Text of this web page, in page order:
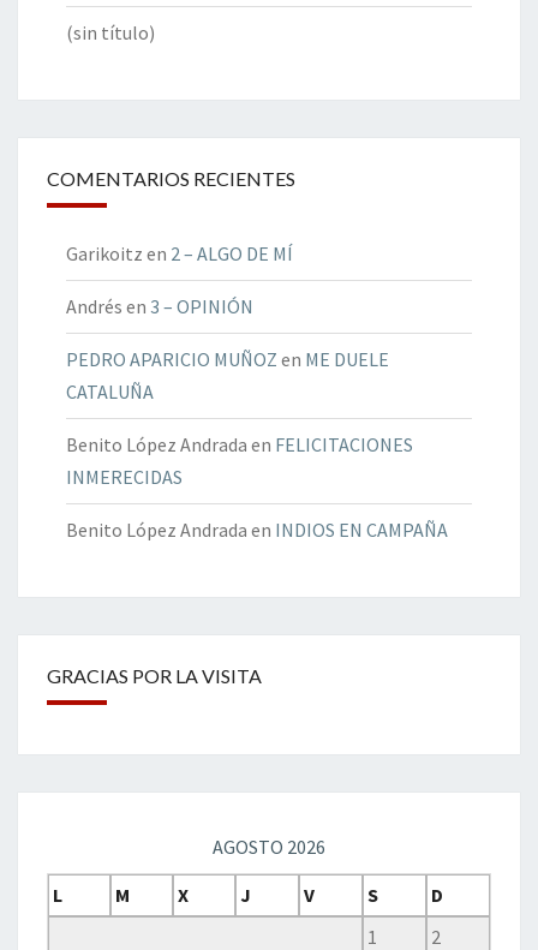
(sin título)
COMENTARIOS RECIENTES
Garikoitz en 2 – ALGO DE MÍ
Andrés en 3 – OPINIÓN
PEDRO APARICIO MUÑOZ en ME DUELE
CATALUÑA
Benito López Andrada en FELICITACIONES
INMERECIDAS
Benito López Andrada en INDIOS EN CAMPAÑA
GRACIAS POR LA VISITA
AGOSTO 2026
L
M X J V S
D
1
2